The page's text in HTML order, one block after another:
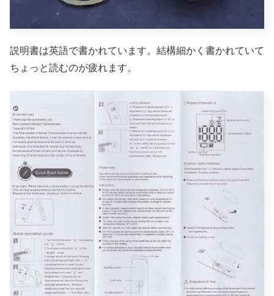
説明書は英語で書かれています。結構細かく書かれていて
ちょっと読むのが疲れます。